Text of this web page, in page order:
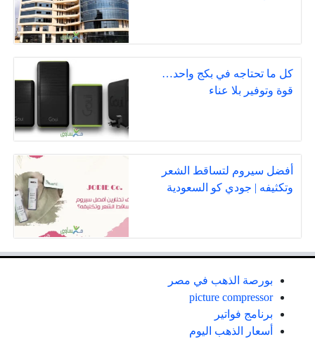
كل ما تحتاجه في بكج واحد…
قوة وتوفير بلا عناء
أفضل سيروم لتساقط الشعر
وتكثيفه | جودي كو السعودية
بورصة الذهب في مصر
picture compressor
برنامج فواتير
أسعار الذهب اليوم